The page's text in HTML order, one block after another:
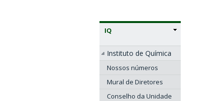
IQ
Instituto de Química
Nossos números
Mural de Diretores
Conselho da Unidade